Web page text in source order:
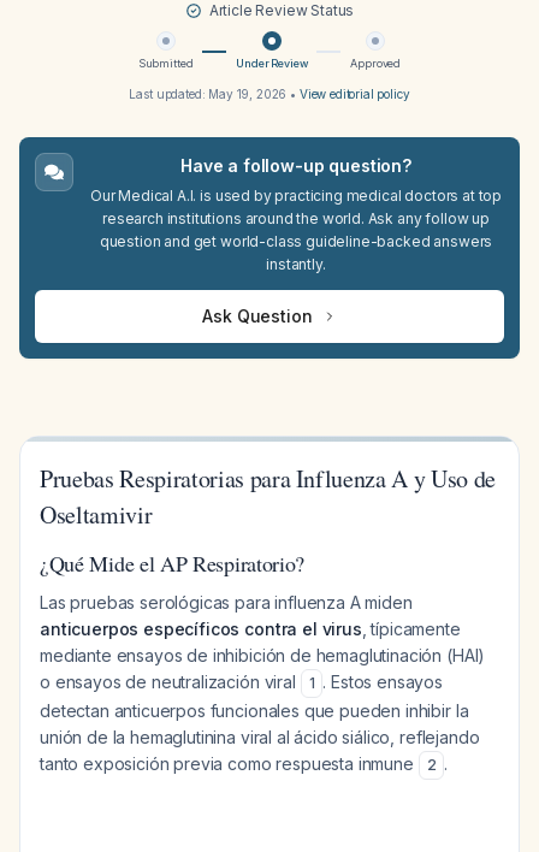
Article Review Status
Submitted Under Review Approved
Last updated: May 19, 2026 • View editorial policy
Have a follow-up question?
Our Medical A.I. is used by practicing medical doctors at top
research institutions around the world. Ask any follow up
question and get world-class guideline-backed answers
instantly.
Ask Question
Pruebas Respiratorias para Influenza A y Uso de
Oseltamivir
¿Qué Mide el AP Respiratorio?
Las pruebas serológicas para influenza A miden
anticuerpos específicos contra el virus , típicamente
mediante ensayos de inhibición de hemaglutinación (HAI)
o ensayos de neutralización viral
1 . Estos ensayos
detectan anticuerpos funcionales que pueden inhibir la
unión de la hemaglutinina viral al ácido siálico, reflejando
tanto exposición previa como respuesta inmune
2 .